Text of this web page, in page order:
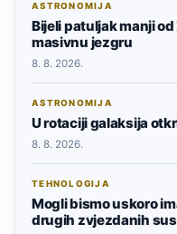
ASTRONOMIJA
Bijeli patuljak manji
masivnu jezgru
8. 8. 2026.
ASTRONOMIJA
U rotaciji galaksija
8. 8. 2026.
TEHNOLOGIJA
Mogli bismo uskoro
drugih zvjezdanih